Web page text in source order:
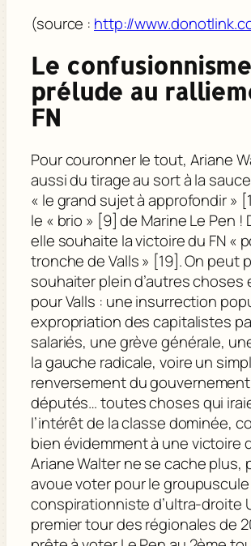
(source : http://
Le
prélude au
FN
Pour couronner le tout, Ariane
aussi du tirage au sort à la
« le grand sujet à approfondir »
le « brio » [9] de Marine Le Pen !
elle souhaite la victoire du FN «
tronche de Valls » [19]. On peut
souhaiter plein d’autres
pour Valls : une insurrection
expropriation des capitalistes
salariés, une grève générale,
la gauche radicale, voire un
renversement du
députés… toutes choses qui
l’intérêt de la classe dominée,
bien évidemment à une victoire
Ariane Walter ne se cache plus,
avoue voter pour le groupuscule
conspirationniste d’ultra-droite
premier tour des régionales de